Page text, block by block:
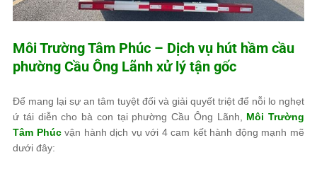
Môi Trường Tâm Phúc – Dịch vụ hút hầm cầu
phường Cầu Ông Lãnh xử lý tận gốc
Để mang lại sự an tâm tuyệt đối và giải quyết triệt để nỗi lo nghẹt
ứ tái diễn cho bà con tại phường Cầu Ông Lãnh, Môi Trường
Tâm Phúcvận hành dịch vụ với 4 cam kết hành động mạnh mẽ
dưới đây: